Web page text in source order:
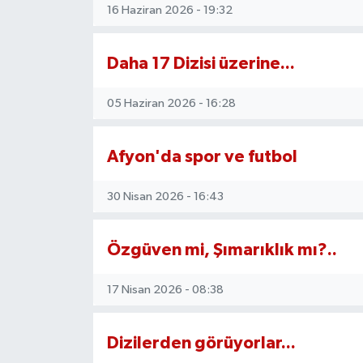
16 Haziran 2026 - 19:32
Daha 17 Dizisi üzerine...
05 Haziran 2026 - 16:28
Afyon'da spor ve futbol
30 Nisan 2026 - 16:43
Özgüven mi, Şımarıklık mı?..
17 Nisan 2026 - 08:38
Dizilerden görüyorlar...